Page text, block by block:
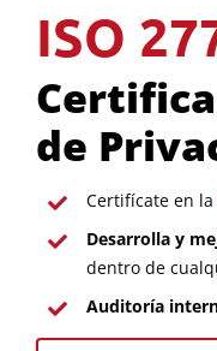
ISO
de
Certifícate en la
Desarrolla y
dentro de
Auditoría